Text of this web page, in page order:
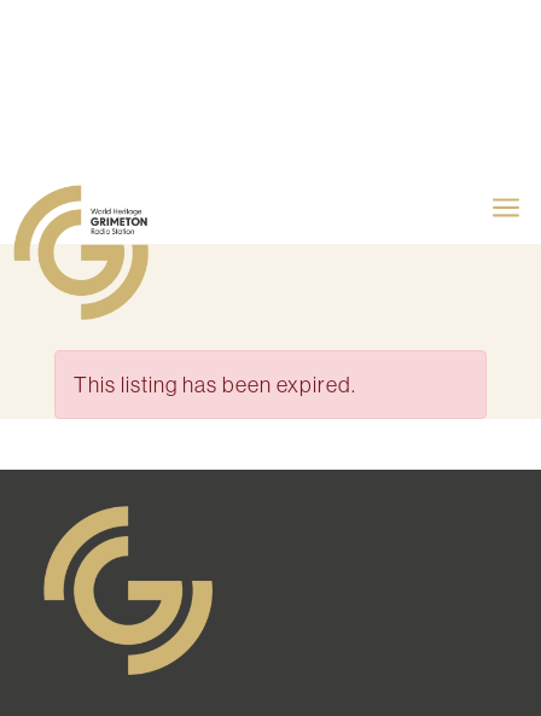
a
This listing has been expired.